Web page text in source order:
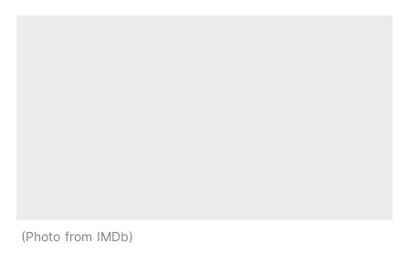
Photo from IMDb